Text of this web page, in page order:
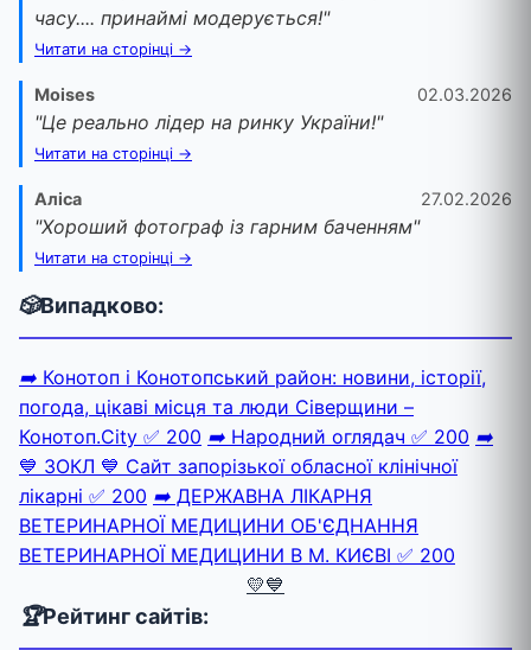
часу.... принаймі модерується!"
Читати на сторінці →
Moises 02.03.2026
"Це реально лідер на ринку України!"
Читати на сторінці →
Аліса 27.02.2026
"Хороший фотограф із гарним баченням"
Читати на сторінці →
🎲Випадково:
➡️ Конотоп і Конотопський район: новини, історії,
погода, цікаві місця та люди Сіверщини –
Конотоп.City ✅ 200 ➡️ Народний оглядач ✅ 200 ➡️
💙 ЗОКЛ 💙 Сайт запорізької обласної клінічної
лікарні ✅ 200 ➡️ ДЕРЖАВНА ЛІКАРНЯ
ВЕТЕРИНАРНОЇ МЕДИЦИНИ ОБ'ЄДНАННЯ
ВЕТЕРИНАРНОЇ МЕДИЦИНИ В М. КИЄВІ ✅ 200
💛💙
🏆Рейтинг сайтів: